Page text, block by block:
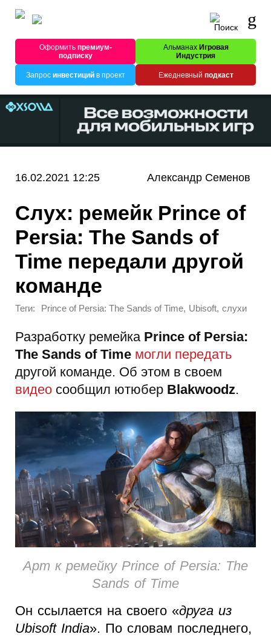
Оформитьпремиум-
подписку
Альманах Игровая
Индустрия
Запрос инвестицийв проект Ежедневный подкаст
16.02.2021 12:25 Александр Семенов
Слух: ремейк Prince of
Persia: The Sands of
Time передали другой
команде
Теги: Prince of Persia: The Sands of Time, Ubisoft, слухи
Разработку ремейка Prince of Persia:
The Sands of Time могли передать
другой команде. Об этом в своем
видео сообщил ютюбер Blakwoodz.
Арт к ремейку Prince of Persia: The
Sands of Time
Он ссылается на своего «друга из
Ubisoft India». По словам последнего,